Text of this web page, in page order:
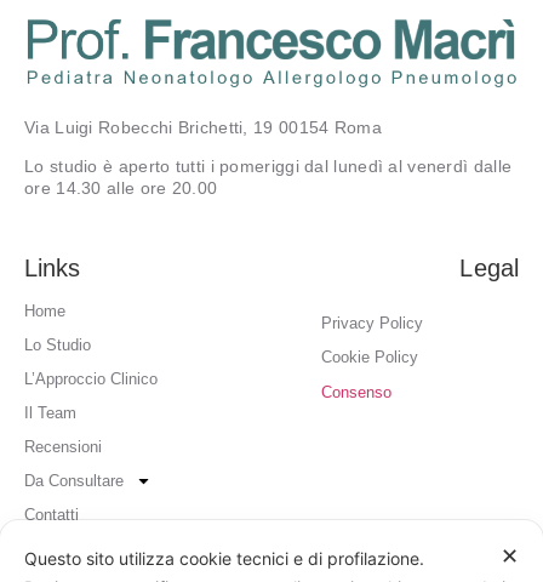
Via Luigi Robecchi Brichetti, 19 00154 Roma
Lo studio è aperto tutti i pomeriggi dal lunedì al venerdì dalle
ore 14.30 alle ore 20.00
Links
Home
Lo Studio
L’Approccio Clinico
Il Team
Recensioni
Da Consultare
Contatti
Legal
Privacy Policy
Cookie Policy
Consenso
✕
Questo sito utilizza cookie tecnici e di profilazione.